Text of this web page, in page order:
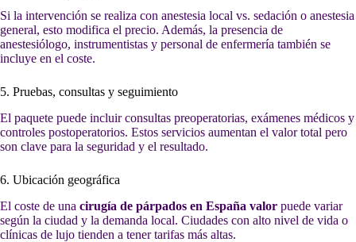
Si la intervención se realiza con anestesia local vs. sedación o anestesia
general, esto modifica el precio. Además, la presencia de
anestesiólogo, instrumentistas y personal de enfermería también se
incluye en el coste.
5. Pruebas, consultas y seguimiento
El paquete puede incluir consultas preoperatorias, exámenes médicos y
controles postoperatorios. Estos servicios aumentan el valor total pero
son clave para la seguridad y el resultado.
6. Ubicación geográfica
El coste de una cirugía de párpados en España valor puede variar
según la ciudad y la demanda local. Ciudades con alto nivel de vida o
clínicas de lujo tienden a tener tarifas más altas.